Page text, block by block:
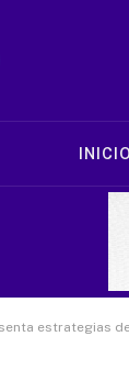
INICIO
estrategias